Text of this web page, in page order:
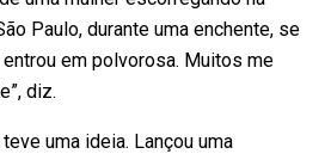
Paulo, durante uma enchente, se
entrou em polvorosa. Muitos me
diz.
uma ideia. Lançou uma